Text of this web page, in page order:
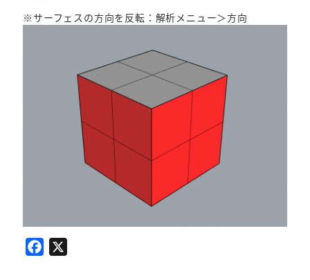
※サーフェスの方向を反転：解析メニュー＞方向